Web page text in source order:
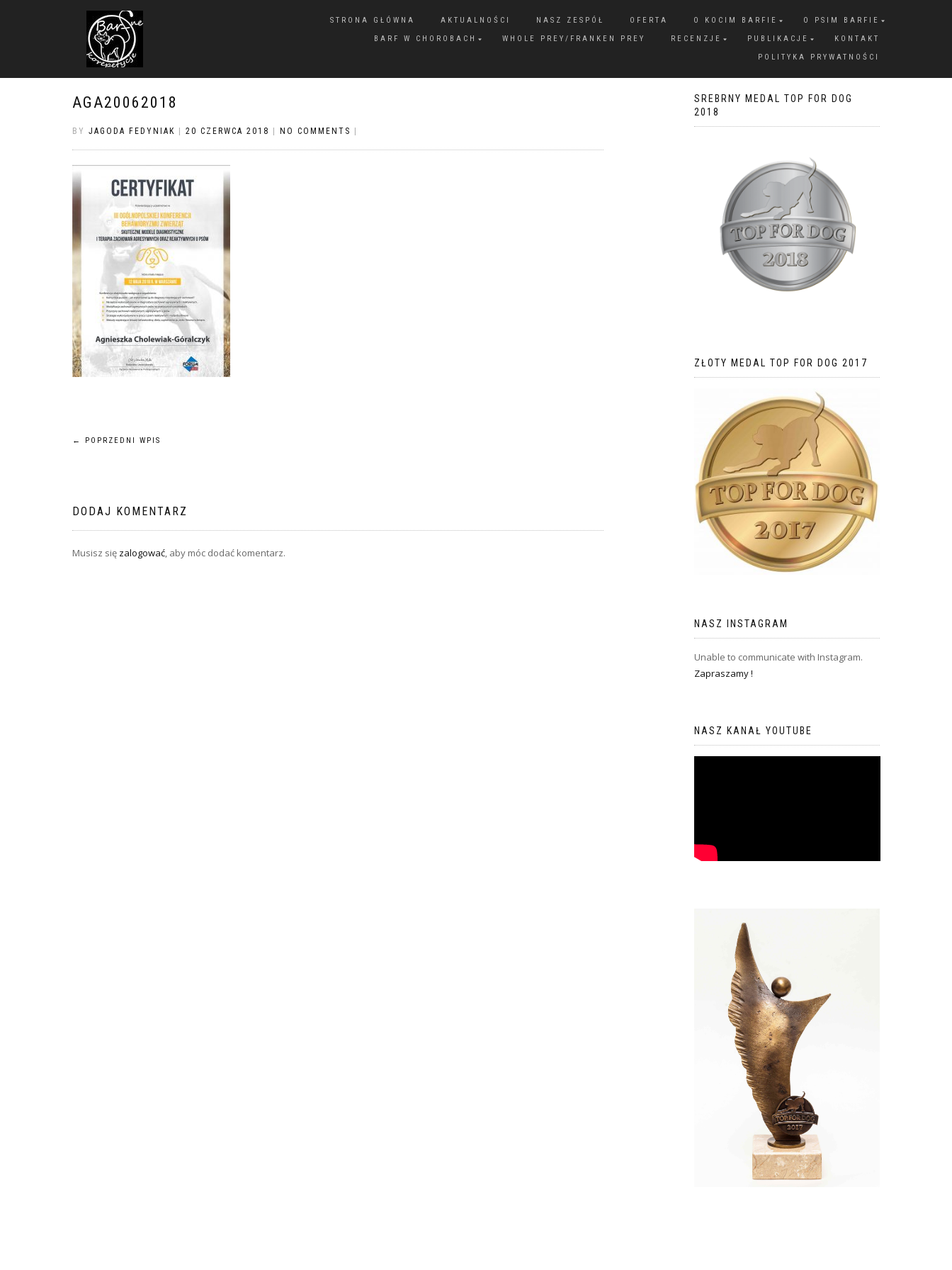
STRONA GŁÓWNA AKTUALNOŚCI NASZ ZESPÓŁ OFERTA O KOCIM BARFIE
O PSIM BARFIE
BARF W CHOROBACH
WHOLE PREY/FRANKEN PREY RECENZJE PUBLIKACJE
KONTAKT
POLITYKA PRYWATNOŚCI
AGA20062018
BY JAGODA FEDYNIAK 20 CZERWCA 2018 NO COMMENTS
Nawigacja
← POPRZEDNI WPIS
DODAJ KOMENTARZ
Musisz się zalogować, aby móc dodać komentarz.
SREBRNY MEDAL TOP FOR DOG
2018
ZŁOTY MEDAL TOP FOR DOG 2017
NASZ INSTAGRAM
Unable to communicate with Instagram.
Zapraszamy !
NASZ KANAŁ YOUTUBE